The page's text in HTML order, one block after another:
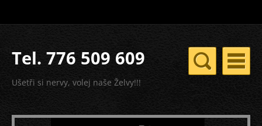
Tel. 776 509 609
Ušetři si nervy, volej naše Želvy!!!